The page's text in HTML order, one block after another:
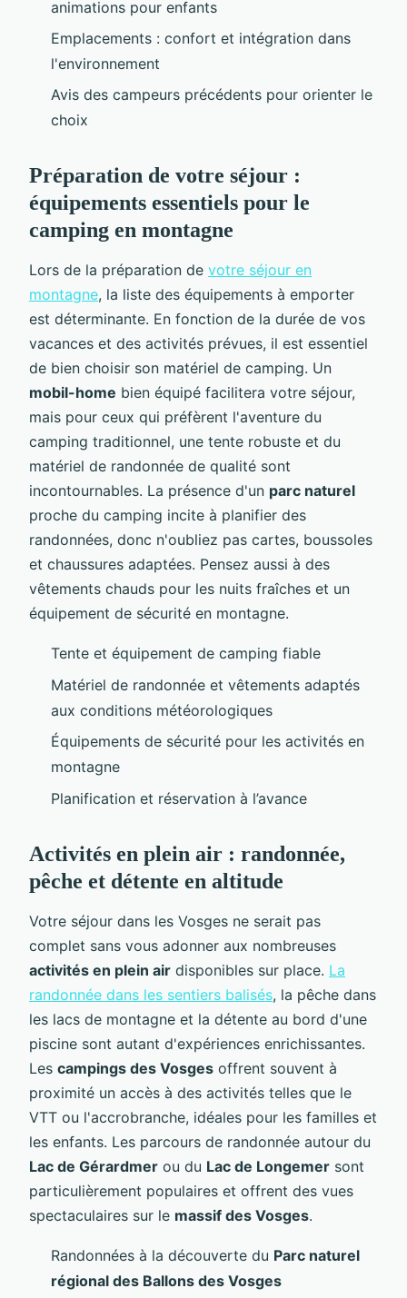
animations pour enfants
Emplacements : confort et intégration dans
l'environnement
Avis des campeurs précédents pour orienter le
choix
Préparation de votre séjour :
équipements essentiels pour le
camping en montagne
Lors de la préparation de votre séjour en
montagne, la liste des équipements à emporter
est déterminante. En fonction de la durée de vos
vacances et des activités prévues, il est essentiel
de bien choisir son matériel de camping. Un
mobil-home bien équipé facilitera votre séjour,
mais pour ceux qui préfèrent l'aventure du
camping traditionnel, une tente robuste et du
matériel de randonnée de qualité sont
incontournables. La présence d'un parc naturel
proche du camping incite à planifier des
randonnées, donc n'oubliez pas cartes, boussoles
et chaussures adaptées. Pensez aussi à des
vêtements chauds pour les nuits fraîches et un
équipement de sécurité en montagne.
Tente et équipement de camping fiable
Matériel de randonnée et vêtements adaptés
aux conditions météorologiques
Équipements de sécurité pour les activités en
montagne
Planification et réservation à l’avance
Activités en plein air : randonnée,
pêche et détente en altitude
Votre séjour dans les Vosges ne serait pas
complet sans vous adonner aux nombreuses
activités en plein air disponibles sur place. La
randonnée dans les sentiers balisés, la pêche dans
les lacs de montagne et la détente au bord d'une
piscine sont autant d'expériences enrichissantes.
Les campings des Vosges offrent souvent à
proximité un accès à des activités telles que le
VTT ou l'accrobranche, idéales pour les familles et
les enfants. Les parcours de randonnée autour du
Lac de Gérardmer ou du Lac de Longemer sont
particulièrement populaires et offrent des vues
spectaculaires sur le massif des Vosges.
Randonnées à la découverte du Parc naturel
régional des Ballons des Vosges